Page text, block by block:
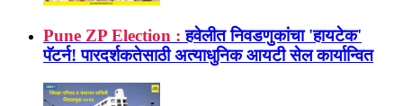
Pune ZP Election : हवेलीत निवडणुकांचा 'हायटेक'
पॅटर्न! पारदर्शकतेसाठी अत्याधुनिक आयटी सेल कार्यान्वित